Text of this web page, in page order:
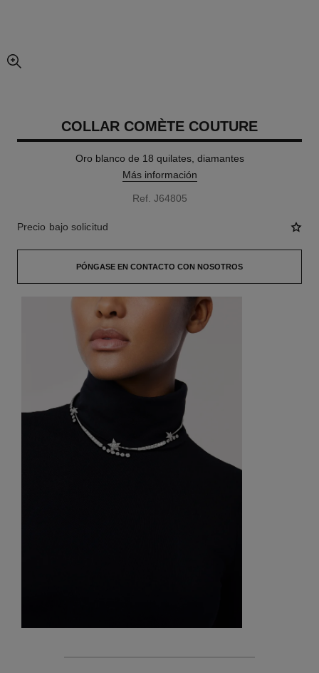
imagen agrandada
COLLAR COMÈTE COUTURE
Oro blanco de 18 quilates, diamantes
Más información
Ref. J64805
Precio bajo solicitud
PÓNGASE EN CONTACTO CON NOSOTROS